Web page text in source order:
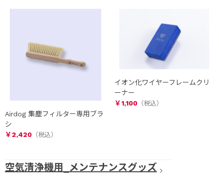
Airdog 集塵フィルター専用ブラ
シ
￥2,420
イオン化ワイヤーフレームクリ
ーナー
￥1,100
空気清浄機用_メンテナンスグッズ